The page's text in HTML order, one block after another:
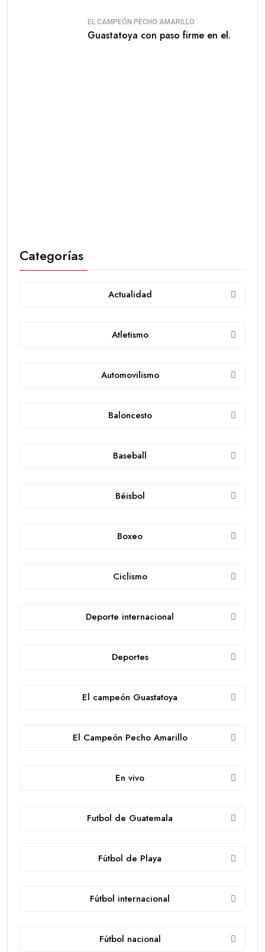
EL CAMPEÓN PECHO AMARILLO
Guastatoya con paso firme en el.
Categorías
Actualidad
Atletismo
Automovilismo
Baloncesto
Baseball
Béisbol
Boxeo
Ciclismo
Deporte internacional
Deportes
El campeón Guastatoya
El Campeón Pecho Amarillo
En vivo
Futbol de Guatemala
Fútbol de Playa
Fútbol internacional
Fútbol nacional